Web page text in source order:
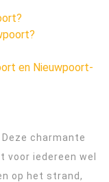
en Nieuwpoort-
charmante
voor iedereen wel
op het strand,